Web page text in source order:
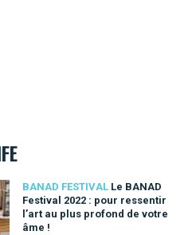
BANAD FESTIVAL Le BANAD
Festival 2022 : pour ressentir
l’art au plus profond de votre
âme !
ressentir l’art au plus profond